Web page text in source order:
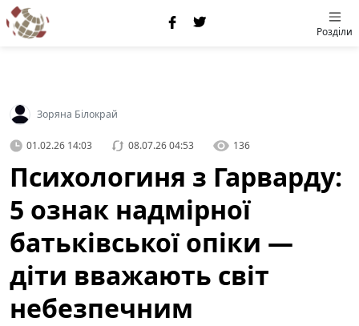
Розділи
Зоряна Білокрай
01.02.26 14:03 08.07.26 04:53 136
Психологиня з Гарварду:
5 ознак надмірної
батьківської опіки —
діти вважають світ
небезпечним